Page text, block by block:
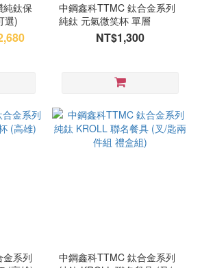
純鈦保
選)
中鋼鑫科TTMC 鈦合金系列
純鈦 元氣微笑杯 單層
NT$1,300
系列
中鋼鑫科TTMC 鈦合金系列